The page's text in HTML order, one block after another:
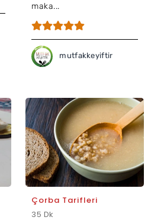
maka...
mutfakkeyiftir
Çorba Tarifleri
35 Dk